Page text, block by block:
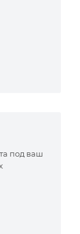
под ваш